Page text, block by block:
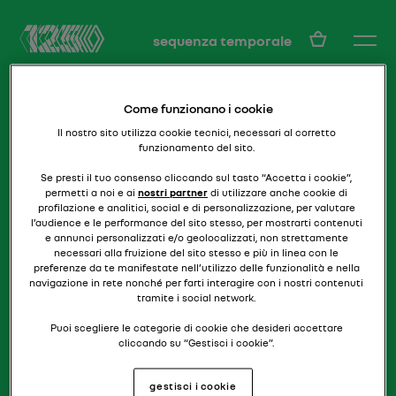
sequenza temporale IT
osiamo con la coupéspace
AVANTIME
Come funzionano i cookie
Il nostro sito utilizza cookie tecnici, necessari al corretto
funzionamento del sito.
Se presti il tuo consenso cliccando sul tasto “Accetta i cookie”,
permetti a noi e ai nostri partner di utilizzare anche cookie di
profilazione e analitici, social e di personalizzazione, per valutare
l’audience e le performance del sito stesso, per mostrarti contenuti
e annunci personalizzati e/o geolocalizzati, non strettamente
necessari alla fruizione del sito stesso e più in linea con le
preferenze da te manifestate nell’utilizzo delle funzionalità e nella
navigazione in rete nonché per farti interagire con i nostri contenuti
tramite i social network.
Puoi scegliere le categorie di cookie che desideri accettare
cliccando su “Gestisci i cookie”.
Se chiudi il banner cliccando il pulsante posto in alto a destra,
continuerai a navigare senza accettare cookie diversi da quelli
gestisci i cookie